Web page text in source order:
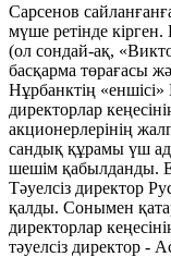
Сарсенов
мүше ретінде
(ол сондай-ақ,
басқарма төрағасы
Нұрбанктің
директорлар
акционерлерінің
сандық құрамы үш
шешім қабылданды.
Тәуелсіз директор
қалды. Сонымен
директорлар
тәуелсіз директор -